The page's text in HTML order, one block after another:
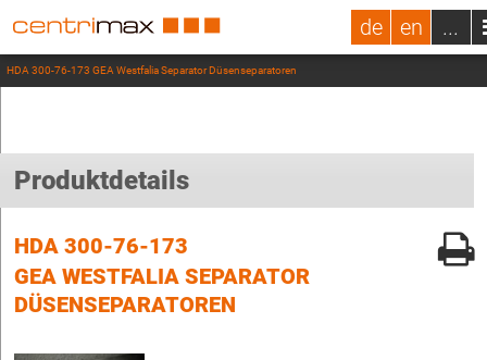
de en ...
HDA 300-76-173 GEA Westfalia Separator Düsenseparatoren
Produktdetails
HDA 300-76-173
GEA WESTFALIA SEPARATOR
DÜSENSEPARATOREN